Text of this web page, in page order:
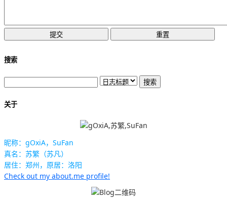
搜索
关于
昵称：gOxiA，SuFan
真名：苏繁（苏凡）
居住：郑州，原居：洛阳
Check out my about.me profile!